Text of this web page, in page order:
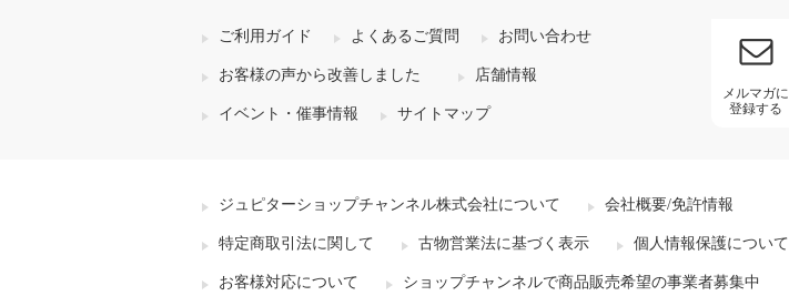
ご利用ガイド よくあるご質問 お問い合わせ
お客様の声から改善しました 店舗情報
イベント・催事情報 サイトマップ
メルマガに
登録する
ジュピターショップチャンネル株式会社について 会社概要/免許情報
特定商取引法に関して 古物営業法に基づく表示 個人情報保護について
お客様対応について ショップチャンネルで商品販売希望の事業者募集中